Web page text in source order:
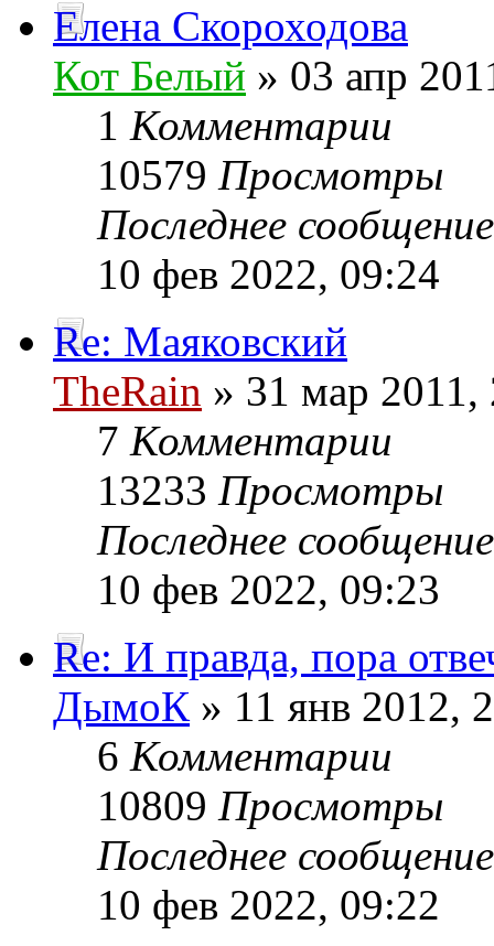
Елена Скороходова
Кот Белый » 03 апр
1 Комментарии
10579 Просмотры
Последнее
10 фев 2022, 09:24
Re: Маяковский
TheRain » 31 мар 2011,
7 Комментарии
13233 Просмотры
Последнее
10 фев 2022, 09:23
Re: И правда, пора
ДымоК » 11 янв 2012,
6 Комментарии
10809 Просмотры
Последнее
10 фев 2022, 09:22